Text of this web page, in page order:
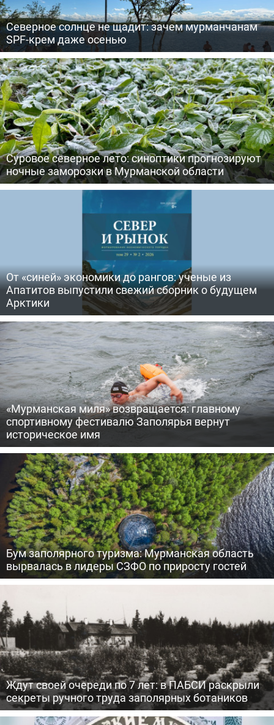
Северное солнце не щадит: зачем мурманчанам
SPF-крем даже осенью
Суровое северное лето: синоптики прогнозируют
ночные заморозки в Мурманской области
От «синей» экономики до рангов: ученые из
Апатитов выпустили свежий сборник о будущем
Арктики
«Мурманская миля» возвращается: главному
спортивному фестивалю Заполярья вернут
историческое имя
Бум заполярного туризма: Мурманская область
вырвалась в лидеры СЗФО по приросту гостей
Ждут своей очереди по 7 лет: в ПАБСИ раскрыли
секреты ручного труда заполярных ботаников